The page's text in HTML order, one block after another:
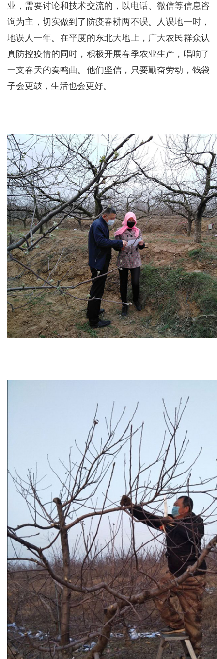
业，需要讨论和技术交流的，以电话、微信等信息咨
询为主，切实做到了防疫春耕两不误。人误地一时，
地误人一年。在平度的东北大地上，广大农民群众认
真防控疫情的同时，积极开展春季农业生产，唱响了
一支春天的奏鸣曲。他们坚信，只要勤奋劳动，钱袋
子会更鼓，生活也会更好。